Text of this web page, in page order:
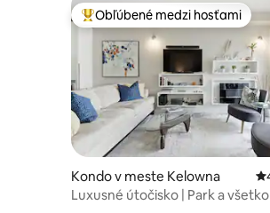
Najobľúbenejšie medzi hosťami
Obľúbené medzi hosťami
Kondo v meste Kelowna
Luxusné útočisko | Park a